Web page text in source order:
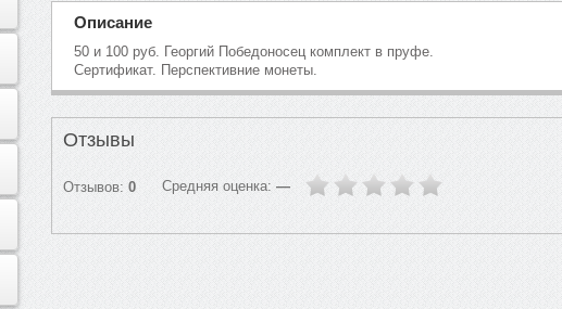
Описание
50 и 100 руб. Георгий Победоносец комплект в пруфе.
Сертификат. Перспективние монеты.
Отзывы
Отзывов: 0 Средняя оценка: —